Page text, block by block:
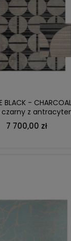
BLACK -
czarny z
design
7 700,00 zł
DO KOSZYKA